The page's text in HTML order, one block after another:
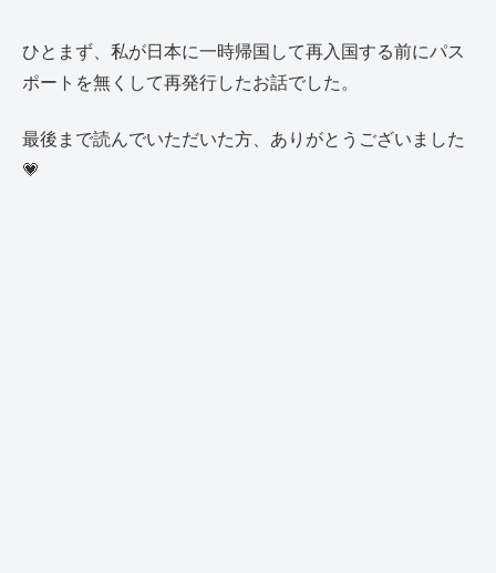
ひとまず、私が日本に一時帰国して再入国する前にパス
ポートを無くして再発行したお話でした。
最後まで読んでいただいた方、ありがとうございました
💗